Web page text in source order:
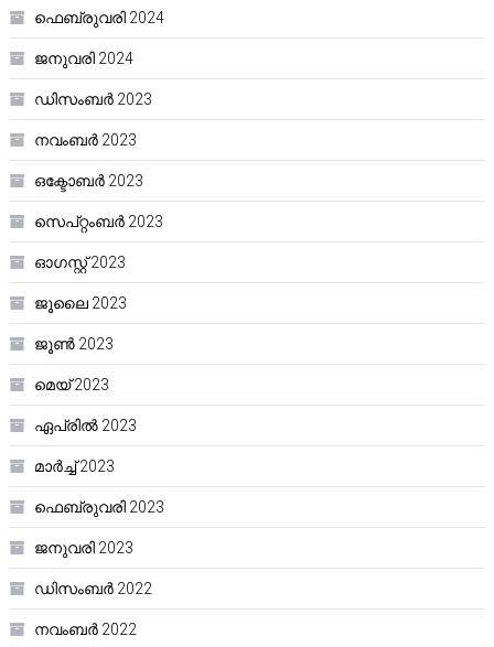
ഫെബ്രുവരി 2024
ജനുവരി 2024
ഡിസംബർ 2023
നവംബർ 2023
ഒക്ടോബർ 2023
സെപ്റ്റംബർ 2023
ഓഗസ്റ്റ്‌ 2023
ജൂലൈ 2023
ജൂൺ 2023
മെയ്‌ 2023
ഏപ്രിൽ 2023
മാർച്ച്‌ 2023
ഫെബ്രുവരി 2023
ജനുവരി 2023
ഡിസംബർ 2022
നവംബർ 2022